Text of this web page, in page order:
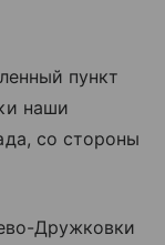
пункт
наши
со стороны
Дружковки